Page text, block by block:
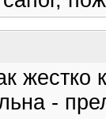
жестко
-